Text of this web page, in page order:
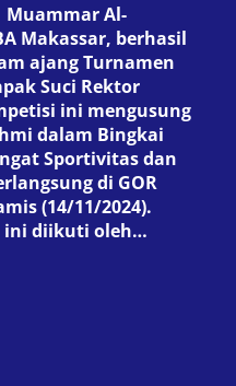
Muammar Al-
Makassar, berhasil
ajang Turnamen
Suci Rektor
ini mengusung
dalam Bingkai
Sportivitas dan
di GOR
(14/11/2024).
ini diikuti oleh…